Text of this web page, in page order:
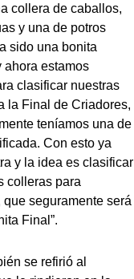
collera de caballos,
y una de potros
sido una bonita
ahora estamos
clasificar nuestras
la Final de Criadores,
teníamos una de
Con esto ya
y la idea es clasificar
colleras para
seguramente será
Final”.
se refirió al